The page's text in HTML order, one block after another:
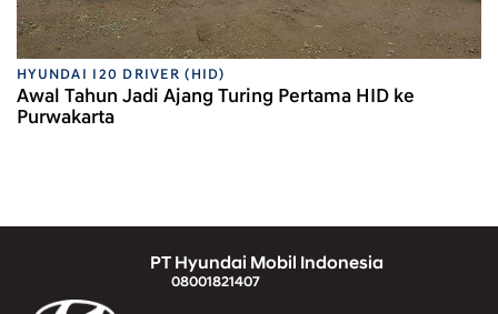
HYUNDAI I20 DRIVER (HID)
Awal Tahun Jadi Ajang Turing Pertama HID ke
Purwakarta
PT Hyundai Mobil Indonesia
08001821407